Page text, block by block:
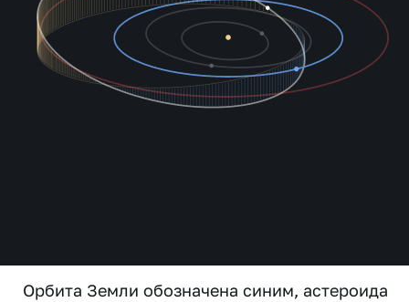
Орбита Земли обозначена синим, астероида